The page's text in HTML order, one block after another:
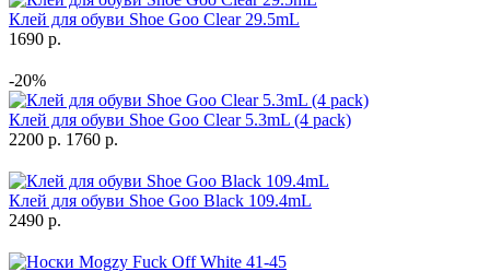
Клей для обуви Shoe Goo Clear 29.5mL
1690 р.
-20%
Клей для обуви Shoe Goo Clear 5.3mL (4 pack)
2200 р. 1760 р.
Клей для обуви Shoe Goo Black 109.4mL
2490 р.